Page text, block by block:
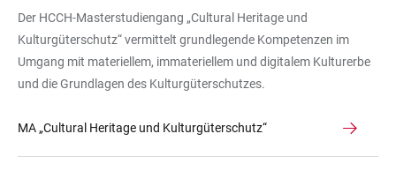
sind
Studierende
im
Universitätsarchiv
sehen,
welches
Der HCCH-Masterstudiengang „Cultural Heritage und
Kulturgüterschutz“ vermittelt grundlegende Kompetenzen im
Umgang mit materiellem, immateriellem und digitalem Kulturerbe
und die Grundlagen des Kulturgüterschutzes.
MA „Cultural Heritage und Kulturgüterschutz“